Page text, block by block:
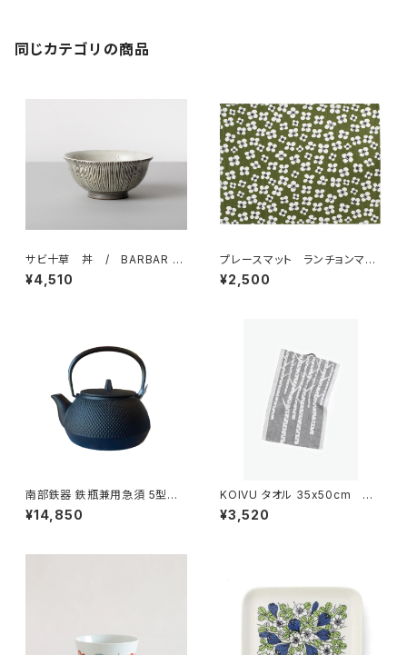
同じカテゴリの商品
サビ十草 丼 / BARBAR 波
佐見焼
¥4,510
プレースマット ランチョンマッ
ト 「ベラミ」 / アルメダール
ス/ALMEDAHLS
¥2,500
南部鉄器 鉄瓶兼用急須 5型新
アラレ IH対応 / 岩鋳
¥14,850
KOIVU タオル 35x50cm
／ LAPUAN KANKURIT（ラ
プアン カンクリ）
¥3,520